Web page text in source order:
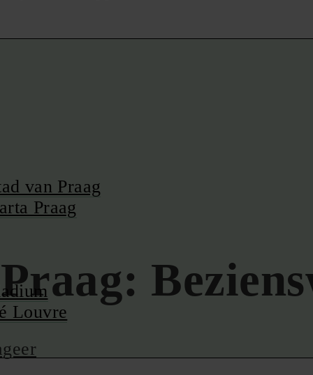
van Praag
Praag
Louvre